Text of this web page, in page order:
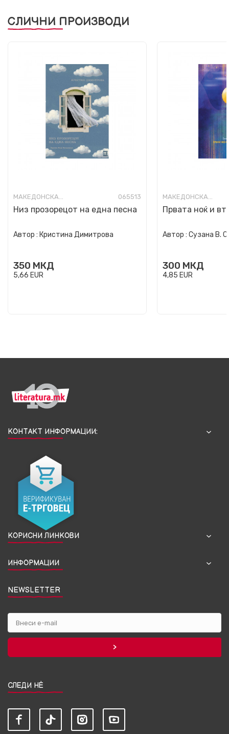
СЛИЧНИ ПРОИЗВОДИ
МАКЕДОНСКА ПОЕЗИЈА 065513
Низ прозорецот на една песна
Автор : Кристина Димитрова
350 МКД
5,66 EUR
МАКЕДОНСКА ПОЕЗИЈА
Првата ноќ и
Автор : Сузана В.
300 МКД
4,85 EUR
КОНТАКТ ИНФОРМАЦИИ:
КОРИСНИ ЛИНКОВИ
ИНФОРМАЦИИ
NEWSLETTER
СЛЕДИ НЀ